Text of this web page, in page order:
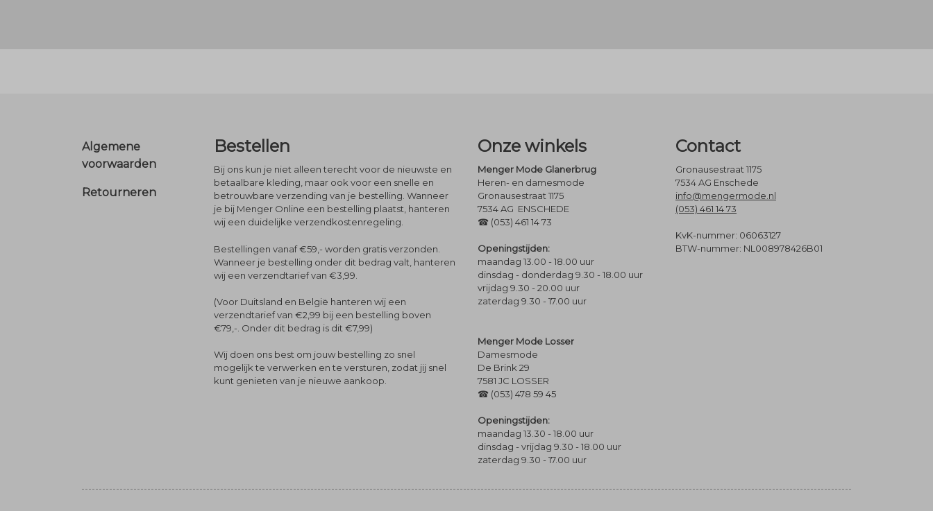
Footer
Algemene
voorwaarden
Retourneren
Bestellen
Bij ons kun je niet alleen terecht voor de nieuwste en
betaalbare kleding, maar ook voor een snelle en
betrouwbare verzending van je bestelling. Wanneer
je bij Menger Online een bestelling plaatst, hanteren
wij een duidelijke verzendkostenregeling.
Bestellingen vanaf €59,- worden gratis verzonden.
Wanneer je bestelling onder dit bedrag valt, hanteren
wij een verzendtarief van €3,99.
(Voor Duitsland en België hanteren wij een
verzendtarief van €2,99 bij een bestelling boven
€79,-. Onder dit bedrag is dit €7,99)
Wij doen ons best om jouw bestelling zo snel
mogelijk te verwerken en te versturen, zodat jij snel
kunt genieten van je nieuwe aankoop.
Onze winkels
Menger Mode Glanerbrug
Heren- en damesmode
Gronausestraat 1175
7534 AG ENSCHEDE
☎ (053) 461 14 73
Openingstijden:
maandag 13.00 - 18.00 uur
dinsdag - donderdag 9.30 - 18.00 uur
vrijdag 9.30 - 20.00 uur
zaterdag 9.30 - 17.00 uur
Menger Mode Losser
Damesmode
De Brink 29
7581 JC LOSSER
☎ (053) 478 59 45
Openingstijden:
maandag 13.30 - 18.00 uur
dinsdag - vrijdag 9.30 - 18.00 uur
zaterdag 9.30 - 17.00 uur
Contact
Gronausestraat 1175
7534 AG Enschede
info@mengermode.nl
(053) 461 14 73
KvK-nummer: 06063127
BTW-nummer: NL008978426B01